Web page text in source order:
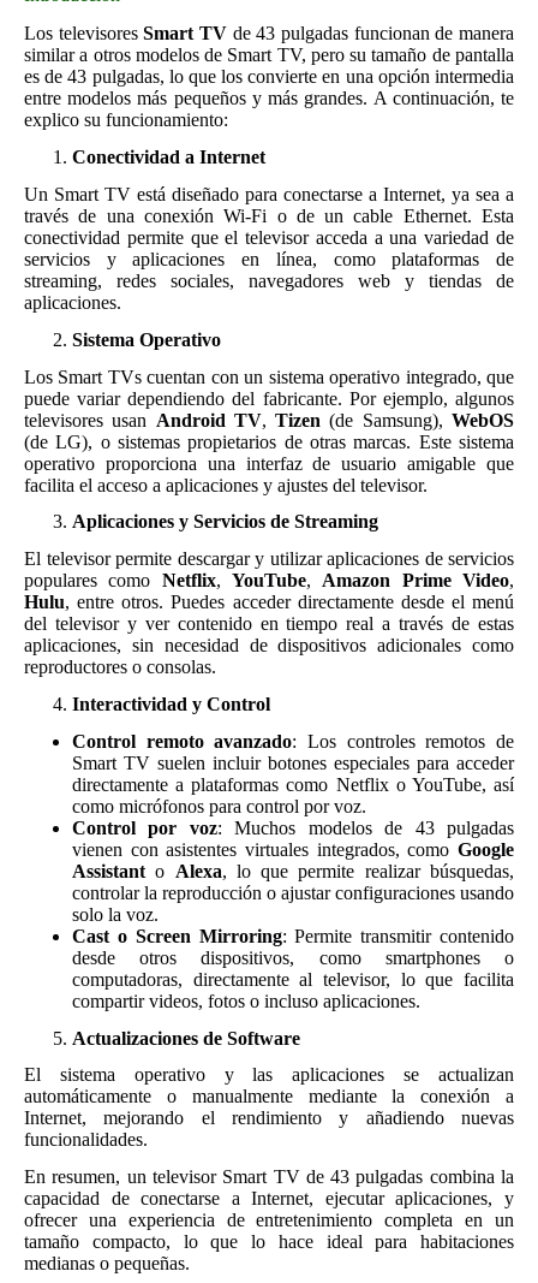
Los televisoresSmart TV de 43 pulgadas funcionan de manera
similar a otros modelos de Smart TV, pero su tamaño de pantalla
es de 43 pulgadas, lo que los convierte en una opción intermedia
entre modelos más pequeños y más grandes. A continuación, te
explico su funcionamiento:
Conectividad a Internet
Un Smart TV está diseñado para conectarse a Internet, ya sea a
través de una conexión Wi-Fi o de un cable Ethernet. Esta
conectividad permite que el televisor acceda a una variedad de
servicios y aplicaciones en línea, como plataformas de
streaming, redes sociales, navegadores web y tiendas de
aplicaciones.
Sistema Operativo
Los Smart TVs cuentan con un sistema operativo integrado, que
puede variar dependiendo del fabricante. Por ejemplo, algunos
televisores usan Android TV,Tizen (de Samsung),WebOS
(de LG), o sistemas propietarios de otras marcas. Este sistema
operativo proporciona una interfaz de usuario amigable que
facilita el acceso a aplicaciones y ajustes del televisor.
Aplicaciones y Servicios de Streaming
El televisor permite descargar y utilizar aplicaciones de servicios
populares como Netflix,YouTube, Amazon Prime Video,
Hulu, entre otros. Puedes acceder directamente desde el menú
del televisor y ver contenido en tiempo real a través de estas
aplicaciones, sin necesidad de dispositivos adicionales como
reproductores o consolas.
Interactividad y Control
Control remoto avanzado: Los controles remotos de
Smart TV suelen incluir botones especiales para acceder
directamente a plataformas como Netflix o YouTube, así
como micrófonos para control por voz.
Control por voz: Muchos modelos de 43 pulgadas
vienen con asistentes virtuales integrados, como Google
Assistant o Alexa, lo que permite realizar búsquedas,
controlar la reproducción o ajustar configuraciones usando
solo la voz.
Cast o Screen Mirroring: Permite transmitir contenido
desde otros dispositivos, como smartphones o
computadoras, directamente al televisor, lo que facilita
compartir videos, fotos o incluso aplicaciones.
Actualizaciones de Software
El sistema operativo y las aplicaciones se actualizan
automáticamente o manualmente mediante la conexión a
Internet, mejorando el rendimiento y añadiendo nuevas
funcionalidades.
En resumen, un televisor Smart TV de 43 pulgadas combina la
capacidad de conectarse a Internet, ejecutar aplicaciones, y
ofrecer una experiencia de entretenimiento completa en un
tamaño compacto, lo que lo hace ideal para habitaciones
medianas o pequeñas.